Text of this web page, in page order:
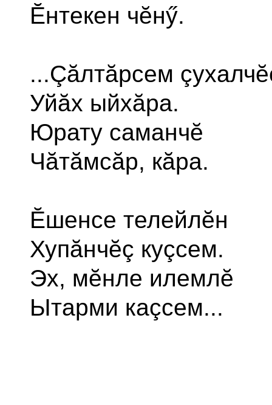
Ĕнтекен чĕнӳ.
...Çăлтăрсем
Уйăх ыйхăра.
Юрату саманчĕ
Чăтăмсăр, кăра.
Ĕшенсе телейлĕн
Хупăнчĕç куçсем.
Эх, мĕнле илемлĕ
Ытарми каçсем...